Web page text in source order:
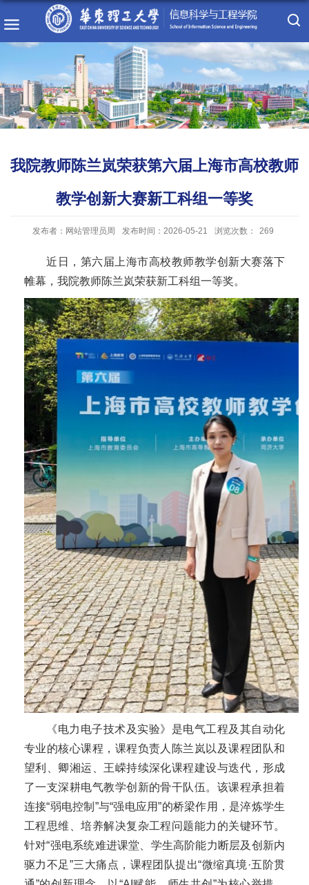
我院教师陈兰岚荣获第六届上海市高校教师
教学创新大赛新工科组一等奖
发布者：网站管理员周 发布时间：2026-05-21 浏览次数： 269
近日，第六届上海市高校教师教学创新大赛落下
帷幕，我院教师陈兰岚荣获新工科组一等奖。
《电力电子技术及实验》是电气工程及其自动化
专业的核心课程，课程负责人陈兰岚以及课程团队和
望利、卿湘运、王嵘持续深化课程建设与迭代，形成
了一支深耕电气教学创新的骨干队伍。该课程承担着
连接“弱电控制”与“强电应用”的桥梁作用，是淬炼学生
工程思维、培养解决复杂工程问题能力的关键环节。
针对“强电系统难进课堂、学生高阶能力断层及创新内
驱力不足”三大痛点，课程团队提出“微缩真境·五阶贯